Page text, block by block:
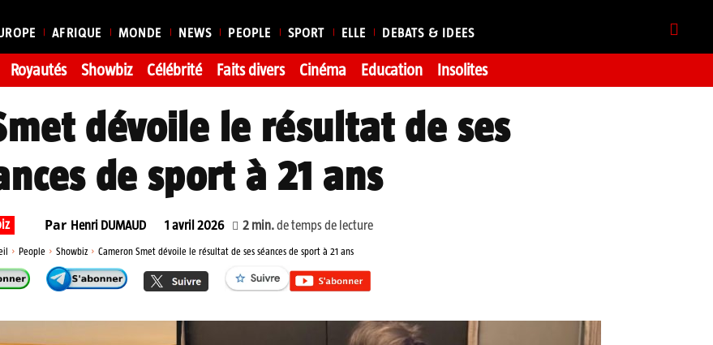
AFRIQUE MONDE NEWS PEOPLE SPORT ELLE DEBATS & IDEES
Royautés Showbiz Célébrité Faits divers Cinéma Education Insolites
dévoile le résultat de ses
de sport à 21 ans
Par Henri DUMAUD 1 avril 2026 2 min.de temps de lecture
People Showbiz Cameron Smet dévoile le résultat de ses séances de sport à 21 ans